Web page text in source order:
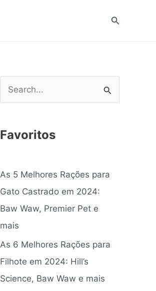
Pesquisar
i
s
a
r
p
o
r
Favoritos
As 5 Melhores Rações para
Gato Castrado em 2024:
Baw Waw, Premier Pet e
mais
As 6 Melhores Rações para
Filhote em 2024: Hill’s
Science, Baw Waw e mais